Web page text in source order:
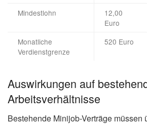
Mindestlohn
12,00
Euro
Monatliche
Verdienstgrenze
520 Euro
Auswirkungen auf
Arbeitsverhältnisse
Bestehende Minijob-Verträge müssen